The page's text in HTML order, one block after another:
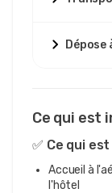
Ce qui est
✅ Ce qui
Accueil à
l'hôtel